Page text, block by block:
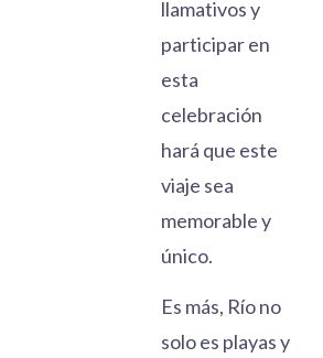
llamativos y
participar en
esta
celebración
hará que este
viaje sea
memorable y
único.
Es más, Río no
solo es playas y